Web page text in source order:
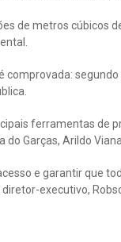
de metros cúbicos
ferramentas de
Garças, Arildo Viana.
e garantir que
executivo,